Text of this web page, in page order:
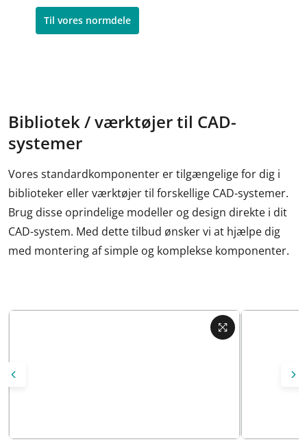
Til vores normdele
Bibliotek / værktøjer til CAD-
systemer
Vores standardkomponenter er tilgængelige for dig i
biblioteker eller værktøjer til forskellige CAD-systemer.
Brug disse oprindelige modeller og design direkte i dit
CAD-system. Med dette tilbud ønsker vi at hjælpe dig
med montering af simple og komplekse komponenter.